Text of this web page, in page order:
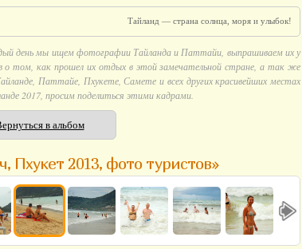
Тайланд — страна солнца, моря и улыбок!
день мы ищем фотографии Тайланда и Паттайи, выпрашиваем их у
о том, как прошел их отдых в этой замечательной стране, а так же
Паттайе, Пхукете, Самете и всех других красивейших местах
2017, просим поделиться этими кадрами.
в альбом
Пхукет 2013, фото туристов»